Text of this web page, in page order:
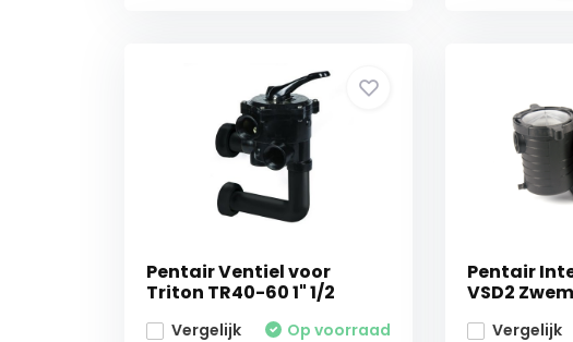
Pentair Ventiel voor
Triton TR40-60 1" 1/2
Vergelijk Op voorraad
Pentair
VSD2
Vergelijk